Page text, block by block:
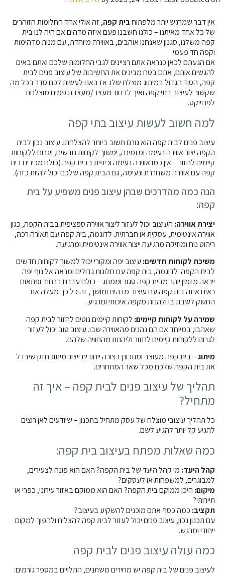
אין דבר שמרגש יותר מלפתוחבית קפה, זה אולי אחד החלומות הזוהרים
של כל אחד מאיתנו – כולנו חשבנו פעם איזה מדהים אם היה לנו בית
קפה משלנו, סגנון שאנחנו אוהבים, באווירה מיוחדת, עם מנות מדהימות
וקפה חד פעמי.
אם הגעתם לכאן כנראה אתם רציינים לגבי החלומות שלכם ואתם באים
להגשים אותם, אתם בטח מבינים את החשיבות של עיצוב פנים לבית
קפה, הסוד הגדול במיתוג מוצלח שלו. אז באנו לעשות לכם סדר בכל מה
שקשור לעיצוב בתי קפה ואיך לבחור מעצב/מעצבת פמים מוצלחת
לפרוייקט.
למה חשוב לעשות עיצוב בתי קפה
עיצוב פנים לבית קפה הוא גורם חשוב ביותר להצלחתו. עיצוב נכון לבית
הקפה יצור אווירה נעימה ומזמינה, ימשוך לקוחות חדשים, ויגרום ללקוחות
קיימים לחזור – אין כמו אווירה נעימה וכיפית בבית קפה (כולנו מכירים בית
קפה עם אווירה משחררת ונעימה, גם הבית קפה שלכם יכול להיות כזה).
הנה כמה מהדרכים שבהן עיצוב פנים משפיע על בית
קפה:
יצירת אווירה: העיצוב יכול לעזור ליצור אווירה ספציפית בבית הקפה, כגון
אווירה אינטימית, עסקית או חברתית. לדוגמה, בית קפה עם תאורה רכה,
ריהוט נוח ומוזיקה מרגיעה ייצור אווירה אינטימית ומרגיעה.
משיכת לקוחות חדשים: עיצוב יפה ומקורי יכול למשוך לקוחות חדשים
לבית הקפה. לדוגמה, בית קפה עם חלונות גדולים ומראה אל נוף יפה
ייראה מזמין יותר מבית קפה סגור וממוזג – כולנו עברנו ברחוב ופתאום
ראינו איזה בית קפה עם עיצוב מדהים ומושך, זה כל כך מעלה את
החשק לשבת בו ולהנות מקפה איכותי ומרגיע.
שמירה על לקוחות קיימים: לקוחות קיימים נוטים לחזור לבית קפה
שאהבו, במיוחד אם הם נהנים מהאווירה שבו. עיצוב טוב יכול לעזור
לגרום ללקוחות קיימים לחזור וליהנות מהחוויה שלהם.
מיתוג– בית קפה מעוצב ומתכונן בצורה ייחודית ייצור מיתוג חזק שיבדל
את בית הקפה שלכם מכל שאר המתחרים.
תהליך של עיצוב פנים לבית קפה – איך זה
מתחיל?
כל תהליך עיצובי מוצלח של עסק מתחיל בתכנון – שיודעים לאן רוצים
להגיע קל יותר להגיע לשם.
כמה שאלות מפתח בעיצוב בית קפה:
קהל היעד: מי קהל היעד של בית הקפה? האם הוא פונה לצעירים,
למבוגרים, למשפחות או לעסקים?
מיקום: היכן ממוקם בית הקפה? האם הוא ממוקם באזור עירוני, כפרי או
תיירותי?
תקציב: כמה כסף אתם מוכנים להשקיע בעיצוב?
עם תכנון נכון, עיצוב פנים יכול לעזור לבית קפה להצליח ולהפוך למקום
ייחודי ומרגש.
כמה עולה עיצוב פנים לבית קפה
לעיצוב פנים של בית קפה יש מחירים משתנים, התלויים במספר גורמים: